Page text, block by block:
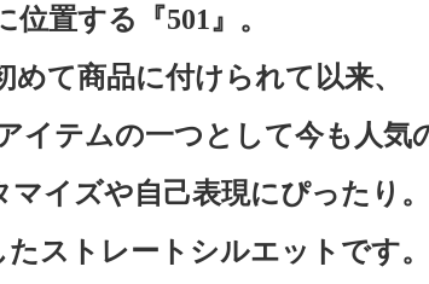
置する『501』。
て商品に付けられて以来、
テムの一つとして今も人気
イズや自己表現にぴったり。
ストレートシルエットです。